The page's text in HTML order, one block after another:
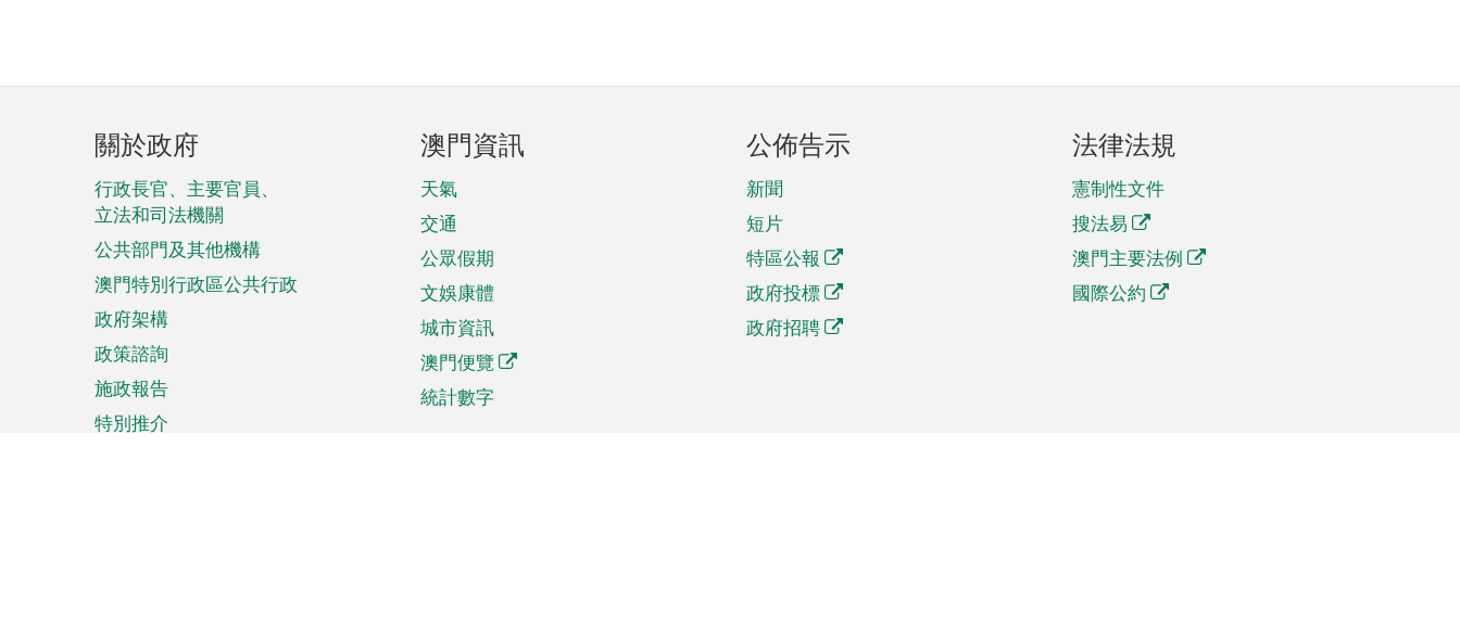
頁
腳
菜
單
關於政府
行政長官、主要官員、
立法和司法機關
公共部門及其他機構
澳門特別行政區公共行政
政府架構
政策諮詢
施政報告
特別推介
澳門資訊
天氣
交通
公眾假期
文娛康體
城市資訊
澳門便覽
統計數字
公佈告示
新聞
短片
特區公報
政府投標
政府招聘
法律法規
憲制性文件
搜法易
澳門主要法例
國際公約